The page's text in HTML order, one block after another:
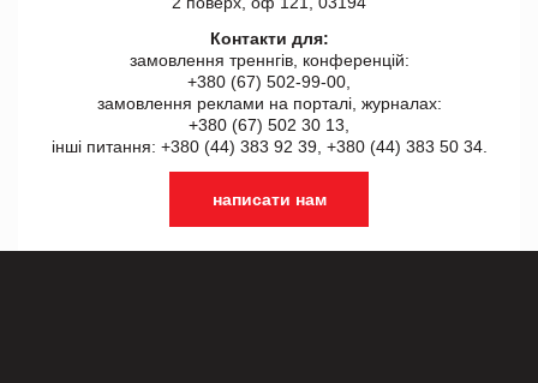
Контакти для:
замовлення треннгів, конференцій:
+380 (67) 502-99-00,
замовлення реклами на порталі, журналах:
+380 (67) 502 30 13,
інші питання: +380 (44) 383 92 39, +380 (44) 383 50 34.
написати нам